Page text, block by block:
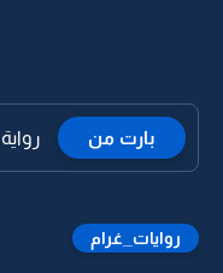
بارت من
روايات_غرام